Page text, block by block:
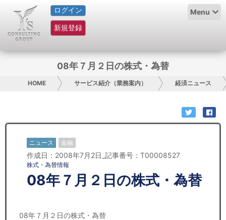
ログイン
新規登録
Menu
HOME
サービス紹介
グループ概要
日本人にPR
コンサルティング
08年７月２日の株式・為替
HOME サービス紹介（業務案内） 経済ニュース
ニュース 金融
作成日：2008年7月2日_記事番号：T00008527
株式・為替情報
08年７月２日の株式・為替
08年７月２日の株式・為替